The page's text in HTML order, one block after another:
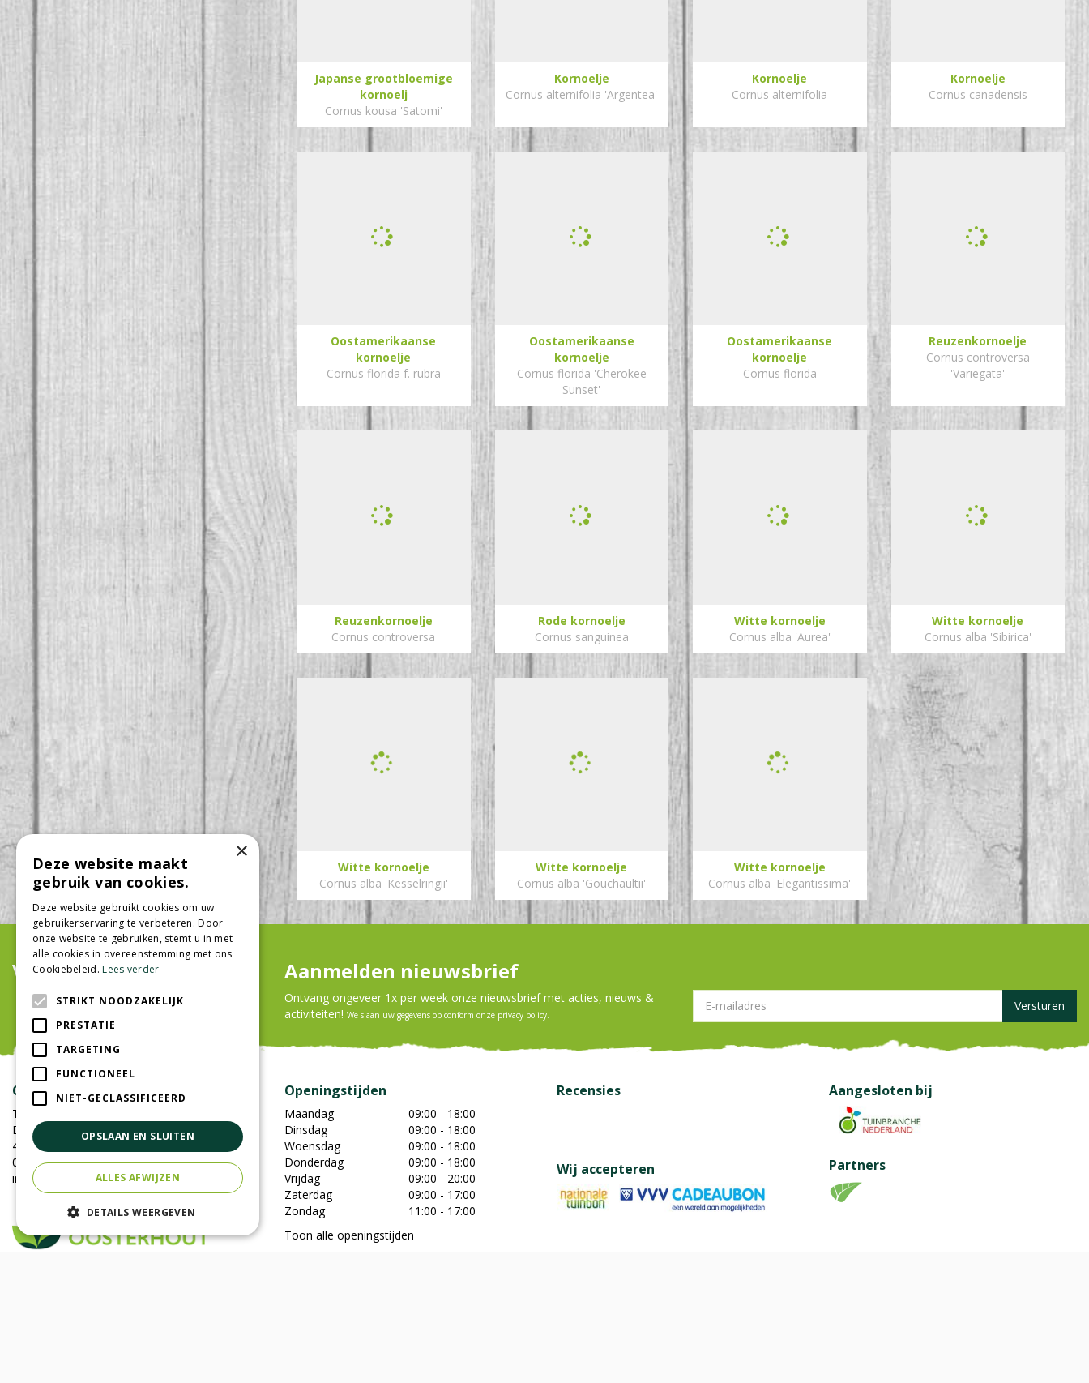
Japanse grootbloemige
kornoelj
Cornus kousa 'Satomi'
Kornoelje
Cornus alternifolia 'Argentea'
Kornoelje
Cornus alternifolia
Kornoelje
Cornus canadensis
Oostamerikaanse
kornoelje
Cornus florida f. rubra
Oostamerikaanse
kornoelje
Cornus florida 'Cherokee
Sunset'
Oostamerikaanse
kornoelje
Cornus florida
Reuzenkornoelje
Cornus controversa
'Variegata'
Reuzenkornoelje
Cornus controversa
Rode kornoelje
Cornus sanguinea
Witte kornoelje
Cornus alba 'Aurea'
Witte kornoelje
Cornus alba 'Sibirica'
Witte kornoelje
Cornus alba 'Kesselringii'
Witte kornoelje
Cornus alba 'Gouchaultii'
Witte kornoelje
Cornus alba 'Elegantissima'
Aanmelden nieuwsbrief
Ontvang ongeveer 1x per week onze nieuwsbrief met acties, nieuws &
activiteiten! We slaan uw gegevens op conform onze privacy policy.
Volg ons
Contact
Tuincentrum Oosterhout
Damweg 7
4905BS Oosterhout
0162-451852
info@tuincentrumoosterhout.nl
Openingstijden
Maandag
09:00 - 18:00
Dinsdag
09:00 - 18:00
Woensdag
09:00 - 18:00
Donderdag
09:00 - 18:00
Vrijdag
09:00 - 20:00
Zaterdag
09:00 - 17:00
Zondag
11:00 - 17:00
Toon alle openingstijden
Recensies Aangesloten bij
Partners
Wij accepteren
×
Deze website maakt
gebruik van cookies.
Deze website gebruikt cookies om uw
gebruikerservaring te verbeteren. Door
onze website te gebruiken, stemt u in met
alle cookies in overeenstemming met ons
Cookiebeleid.Lees verder
STRIKT NOODZAKELIJK
PRESTATIE
TARGETING
FUNCTIONEEL
NIET-GECLASSIFICEERD
OPSLAAN EN SLUITEN
ALLES AFWIJZEN
DETAILS WEERGEVEN